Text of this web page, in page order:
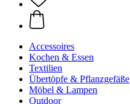
Accessoires
Kochen & Essen
Textilien
Übertöpfe & Pflanzgefäße
Möbel & Lampen
Outdoor